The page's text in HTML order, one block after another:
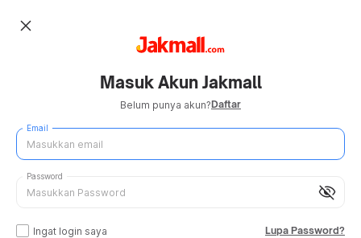
close
Masuk Akun Jakmall
Belum punya akun?Daftar
Email
visibility_off
Password
Ingat login saya Lupa Password?